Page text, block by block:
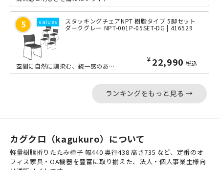
スタッキングチェアNPT 樹脂タイプ 5脚セット
ダークグレー NPT-001P-05SET-DG | 416529
¥ 22,990 税込
空間に自然に馴染む、統一感のあるワントーンカラーが魅力のスタッキングチェアです。...
ランキングをもっと見る →
カグクロ（kagukuro）について
軽量樹脂折りたたみ椅子 幅440 奥行438 高さ735 など、定番のオ
フィス家具・OA機器を豊富に取り揃えた、法人・個人事業主様向